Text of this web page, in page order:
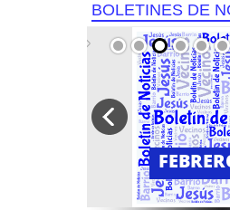
BOLETINES DE